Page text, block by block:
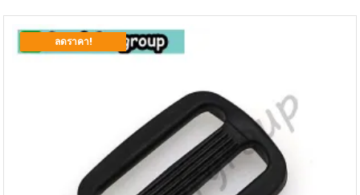
ลดราคา!